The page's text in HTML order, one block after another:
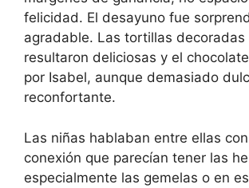
felicidad. El desayuno fue
agradable. Las tortillas decoradas
resultaron deliciosas y el
por Isabel, aunque demasiado
reconfortante.
Las niñas hablaban entre ellas
conexión que parecían tener las
especialmente las gemelas o en